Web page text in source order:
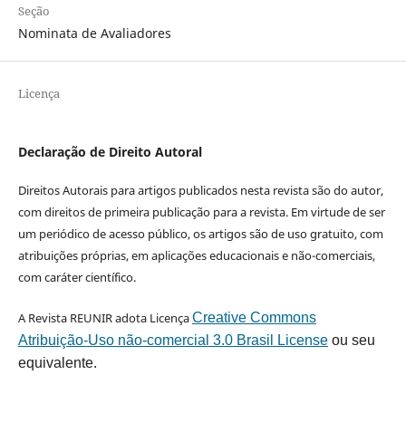
Seção
Nominata de Avaliadores
Licença
Declaração de Direito Autoral
Direitos Autorais para artigos publicados nesta revista são do autor,
com direitos de primeira publicação para a revista. Em virtude de ser
um periódico de acesso público, os artigos são de uso gratuito, com
atribuições próprias, em aplicações educacionais e não-comerciais,
com caráter científico.
A Revista REUNIR adota LicençaCreative Commons
Atribuição-Uso não-comercial 3.0 Brasil Licenseou seu
equivalente.